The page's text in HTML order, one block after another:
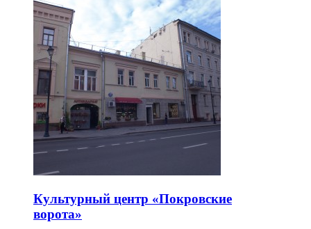
Культурный центр «Покровские
ворота»